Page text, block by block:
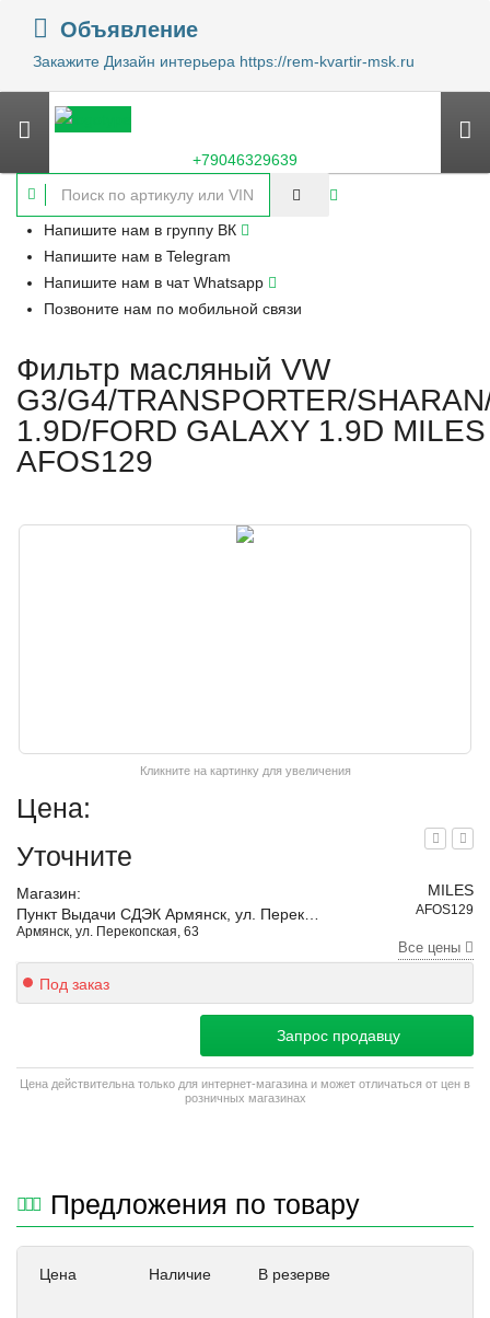
Объявление
Закажите Дизайн интерьера https://rem-kvartir-msk.ru
+79046329639
Напишите нам в группу ВК
Напишите нам в Telegram
Напишите нам в чат Whatsapp
Позвоните нам по мобильной связи
Фильтр масляный VW
G3/G4/TRANSPORTER/
1.9D/FORD GALAXY 1.9D MILES
AFOS129
Кликните на картинку для увеличения
Цена:
Уточните
Магазин:
Армянск, ул. Перекопская, 63
MILES
AFOS129
Все цены
Под заказ
Запрос продавцу
Цена действительна только для интернет-магазина и может отличаться от цен в
розничных магазинах
Предложения по товару
Цена Наличие В резерве